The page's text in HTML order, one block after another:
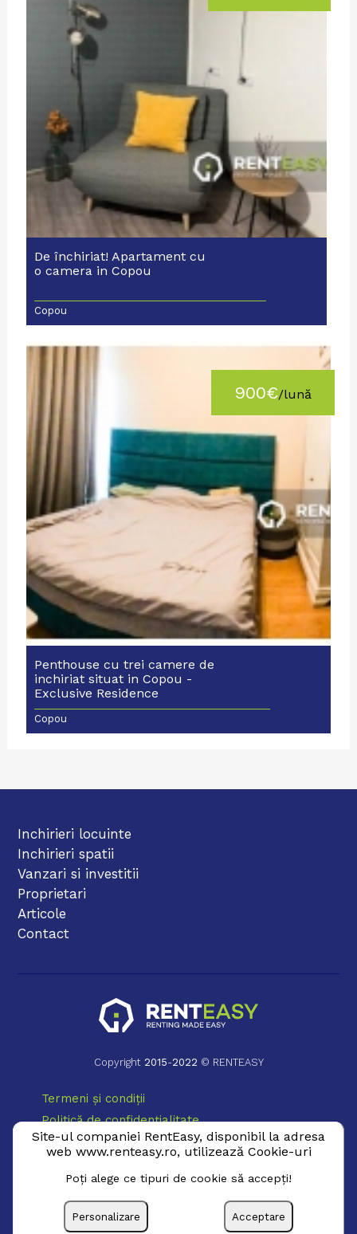
De închiriat! Apartament cu
o camera in Copou
Copou
Penthouse cu trei camere de
inchiriat situat in Copou -
Exclusive Residence
Copou
900€/lună
Inchirieri locuinte
Inchirieri spatii
Vanzari si investitii
Proprietari
Articole
Contact
Copyright 2015-2022 © RENTEASY
Termeni și condiții
Politică de confidențialitate
Politică Cookie
Site-ul companiei RentEasy, disponibil la adresa
web www.renteasy.ro, utilizează Cookie-uri
Poţi alege ce tipuri de cookie să accepţi!
Personalizare Acceptare